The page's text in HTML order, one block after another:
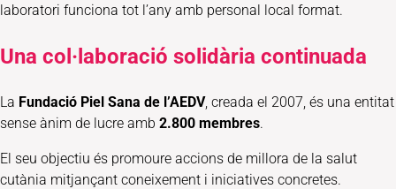
laboratori funciona tot l’any amb personal local format.
Una col·laboració solidària continuada
La Fundació Piel Sana de l’AEDV, creada el 2007, és una entitat
sense ànim de lucre amb 2.800 membres.
El seu objectiu és promoure accions de millora de la salut
cutània mitjançant coneixement i iniciatives concretes.